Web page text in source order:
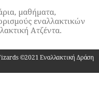
μαθήματα,
εναλλακτικών
Ατζέντα.
©2021 Εναλλακτική Δράση